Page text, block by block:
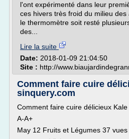
l'ont expérimenté dans leur
ces hivers très froid du milieu
le thermomètre soit resté
des...
Lire la suite
Date: 2018-01-09 21:04:50
Site : http://
Comment faire cuire
sinquery.com
Comment faire cuire délicieux Kale
A-A+
May 12 Fruits et Légumes 37 vues